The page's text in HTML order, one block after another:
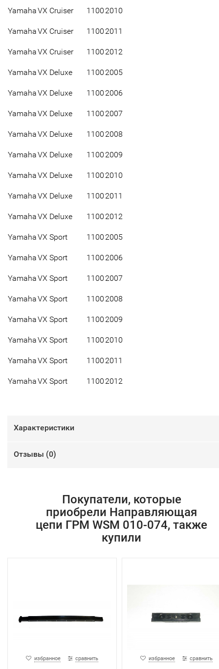
YamahaVX Cruiser 1100 2010
YamahaVX Cruiser 1100 2011
YamahaVX Cruiser 1100 2012
YamahaVX Deluxe 1100 2005
YamahaVX Deluxe 1100 2006
YamahaVX Deluxe 1100 2007
YamahaVX Deluxe 1100 2008
YamahaVX Deluxe 1100 2009
YamahaVX Deluxe 1100 2010
YamahaVX Deluxe 1100 2011
YamahaVX Deluxe 1100 2012
YamahaVX Sport 1100 2005
YamahaVX Sport 1100 2006
YamahaVX Sport 1100 2007
YamahaVX Sport 1100 2008
YamahaVX Sport 1100 2009
YamahaVX Sport 1100 2010
YamahaVX Sport 1100 2011
YamahaVX Sport 1100 2012
Характеристики
Отзывы (0)
Покупатели, которые
приобрели Направляющая
цепи ГРМ WSM 010-074, также
купили
избранное сравнить избранное сравнить